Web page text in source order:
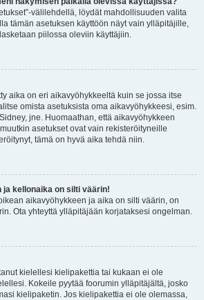
välilehdellä, löydät mahdollisuuden valita
tämän asetuksen käyttöön näyt vain ylläpitäjille,
piilossa oleviin käyttäjiin.
aika on eri aikavyöhykkeeltä kuin se jossa itse
omista asetuksista oma aikavyöhykkeesi, esim.
jne. Huomaathan, että aikavyöhykkeen
asetukset ovat vain rekisteröityneille
tämä on hyvä aika tehdä niin.
kellonaika on silti väärin!
aikavyöhykkeen ja aika on silti väärin, on
Ota yhteyttä ylläpitäjään korjataksesi ongelman.
kielellesi kielipakettia tai kukaan ei ole
Kokeile pyytää foorumin ylläpitäjältä, josko
kielipaketin. Jos kielipakettia ei ole olemassa,